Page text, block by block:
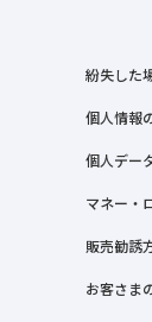
紛失した
個人情報
個人デー
マネー・
販売勧誘
お客さま